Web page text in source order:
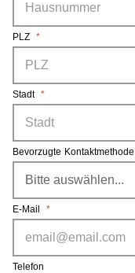
PLZ *
Stadt *
Bevorzugte Kontaktmethode
E-Mail *
Telefon